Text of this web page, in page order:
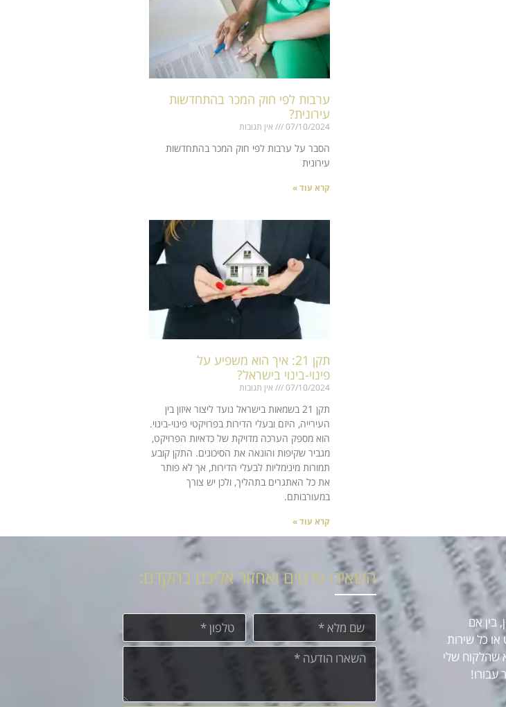
ערבות לפי חוק המכר בהתחדשות
עירונית?
07/10/2024 אין תגובות
הסבר על ערבות לפי חוק המכר בהתחדשות
עירונית
קרא עוד »
תקן 21: איך הוא משפיע על
פינוי-בינוי בישראל?
07/10/2024 אין תגובות
תקן 21 בשמאות בישראל נועד ליצור איזון בין
העירייה, היזם ובעלי הדירות בפרויקטי פינוי-בינוי.
הוא מספק הערכה מדויקת של כדאיות הפרויקט,
מגביר שקיפות והונאה את הסיכונים. התקן קובע
תמורות מינימליות לבעלי הדירות, אך לא פותר
את כל האתגרים בתהליך, ולכן יש צורך
במעורבותם.
קרא עוד »
בין אם
כל שירות
שהלקוח שלי
עבורו!
השאירו פרטים ואחזור אליכם בהקדם: